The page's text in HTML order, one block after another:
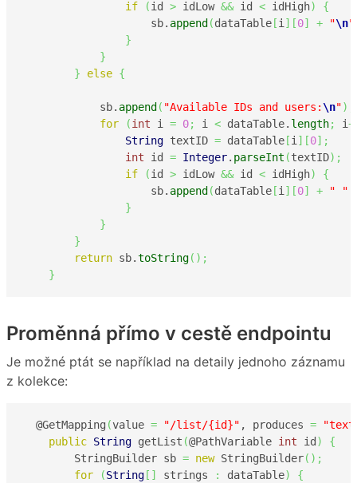
if (id > idLow && id < idHigh)
{
                    sb.
append (dataTable [i ] [0] + "\n"
}
}
}
else {
            sb.
append ( "Available IDs and users: \n")
for
(int i = 0; i < dataTable. length; i
String textID = dataTable [i ] [0] ;
int id = Integer. parseInt (textID) ;
if
(id > idLow && id < idHigh)
{
                    sb.
append (dataTable [i ] [0] + " "
}
}
}
return sb.toString( ) ;
}
Proměnná přímo v cestě endpointu
Je možné ptát se například na detaily jednoho záznamu
z kolekce:
  @GetMapping
(value = "/list/{id}" , produces =
public String getList (@PathVariable int id )
{
        StringBuilder sb
= new StringBuilder( ) ;
for
(String [ ] strings : dataTable)
{